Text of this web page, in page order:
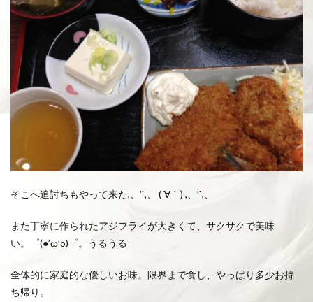
そこへ追討ちもやって来た,、’`,、 (´∀｀) ,、’`,、
また丁寧に作られたアジフライが大きくて、サクサクで美味
い。゜(●’ω’o)゜。うるうる
全体的に家庭的な優しいお味。限界まで食し、やっぱり多少お持
ち帰り。